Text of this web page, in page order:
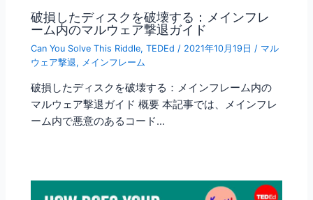
破損したディスクを破壊する：メインフレ
ーム内のマルウェア撃退ガイド
Can You Solve This Riddle,TEDEd / 2021年10月19日 / マル
ウェア撃退, メインフレーム
破損したディスクを破壊する：メインフレーム内の
マルウェア撃退ガイド 概要 本記事では、メインフレ
ーム内で悪意のあるコード…